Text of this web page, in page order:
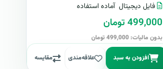
فایل دیجیتال آماده استفاده
499,000 تومان
بدون مالیات: 499,000 تومان
افزودن به سبد علاقه‌مندی مقایسه